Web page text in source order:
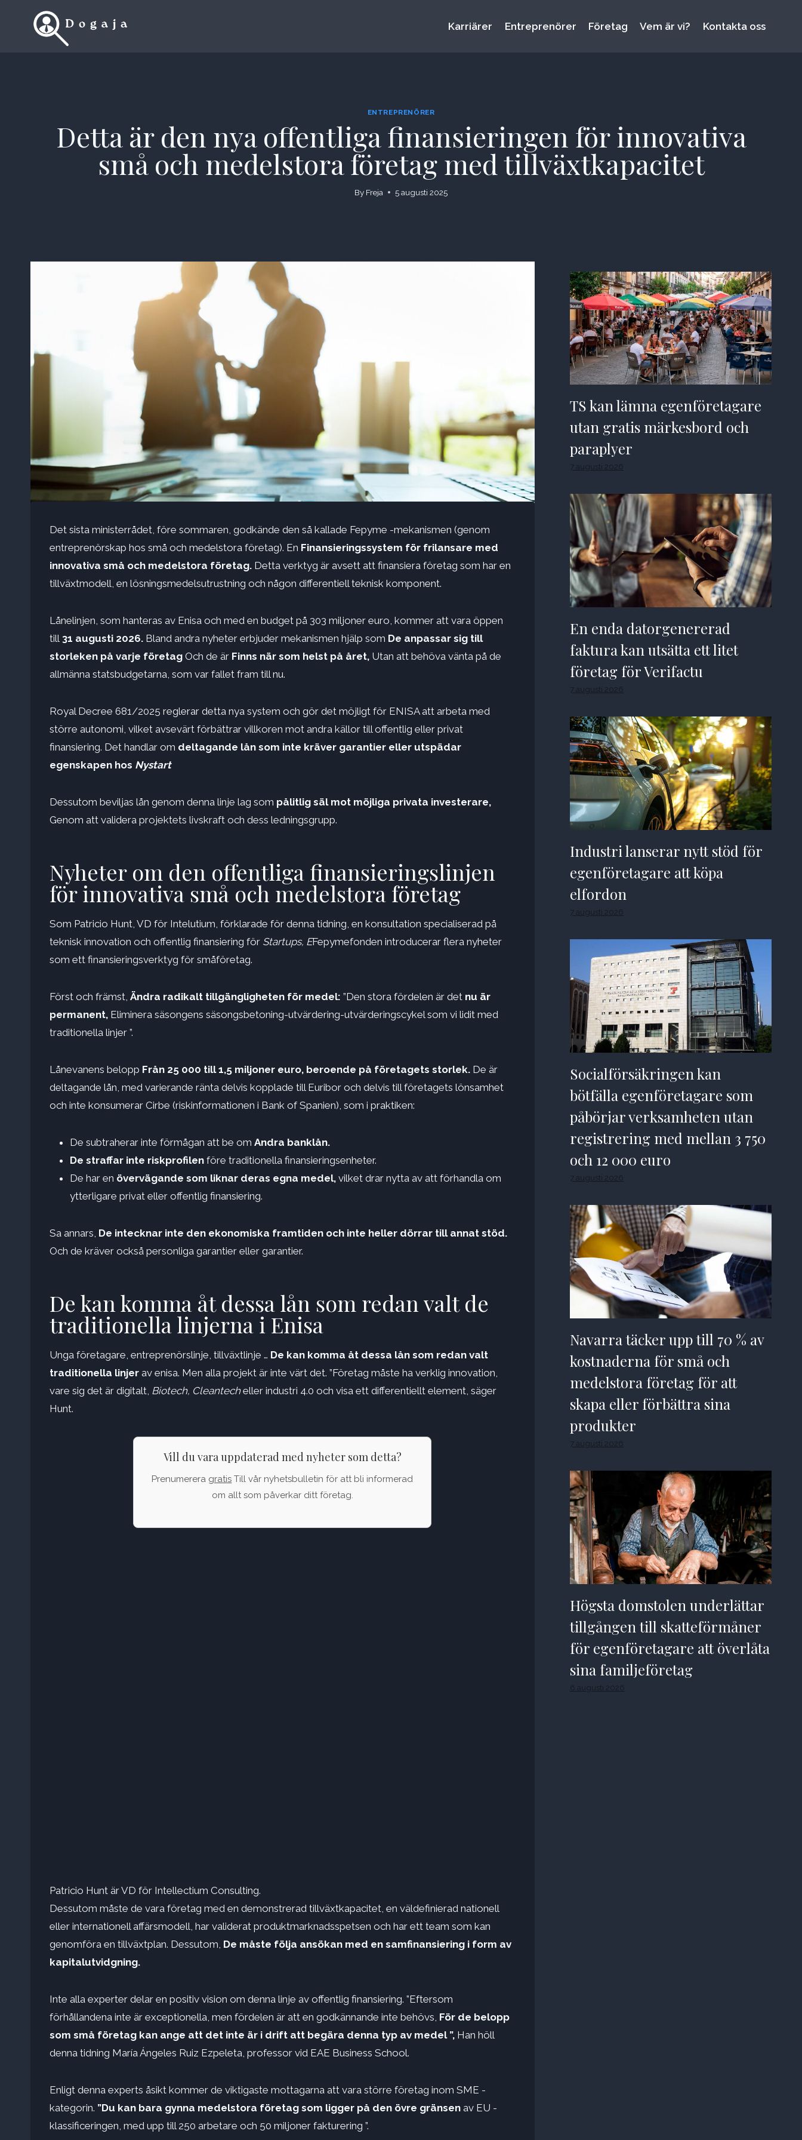
Karriärer Entreprenörer Företag Vem är vi? Kontakta oss
ENTREPRENÖRER
Detta är den nya offentliga finansieringen för innovativa
små och medelstora företag med tillväxtkapacitet
By Freja 5 augusti 2025
Det sista ministerrådet, före sommaren, godkände den så kallade Fepyme -mekanismen (genom
entreprenörskap hos små och medelstora företag). En Finansieringssystem för frilansare med
innovativa små och medelstora företag. Detta verktyg är avsett att finansiera företag som har en
tillväxtmodell, en lösningsmedelsutrustning och någon differentiell teknisk komponent.
Lånelinjen, som hanteras av Enisa och med en budget på 303 miljoner euro, kommer att vara öppen
till 31 augusti 2026. Bland andra nyheter erbjuder mekanismen hjälp som De anpassar sig till
storleken på varje företag Och de är Finns när som helst på året, Utan att behöva vänta på de
allmänna statsbudgetarna, som var fallet fram till nu.
Royal Decree 681/2025 reglerar detta nya system och gör det möjligt för ENISA att arbeta med
större autonomi, vilket avsevärt förbättrar villkoren mot andra källor till offentlig eller privat
finansiering. Det handlar om deltagande lån som inte kräver garantier eller utspädar
egenskapen hos Nystart
Dessutom beviljas lån genom denna linje lag som pålitlig säl mot möjliga privata investerare,
Genom att validera projektets livskraft och dess ledningsgrupp.
Nyheter om den offentliga finansieringslinjen
för innovativa små och medelstora företag
Som Patricio Hunt, VD för Intelutium, förklarade för denna tidning, en konsultation specialiserad på
teknisk innovation och offentlig finansiering för Startups, EFepymefonden introducerar flera nyheter
som ett finansieringsverktyg för småföretag.
Först och främst, Ändra radikalt tillgängligheten för medel: ”Den stora fördelen är det nu är
permanent, Eliminera säsongens säsongsbetoning-utvärdering-utvärderingscykel som vi lidit med
traditionella linjer ”.
Lånevanens belopp Från 25 000 till 1,5 miljoner euro, beroende på företagets storlek. De är
deltagande lån, med varierande ränta delvis kopplade till Euribor och delvis till företagets lönsamhet
och inte konsumerar Cirbe (riskinformationen i Bank of Spanien), som i praktiken:
De subtraherar inte förmågan att be om Andra banklån.
De straffar inte riskprofilen före traditionella finansieringsenheter.
De har en övervägande som liknar deras egna medel, vilket drar nytta av att förhandla om
ytterligare privat eller offentlig finansiering.
Sa annars, De intecknar inte den ekonomiska framtiden och inte heller dörrar till annat stöd.
Och de kräver också personliga garantier eller garantier.
De kan komma åt dessa lån som redan valt de
traditionella linjerna i Enisa
Unga företagare, entreprenörslinje, tillväxtlinje … De kan komma åt dessa lån som redan valt
traditionella linjer av enisa. Men alla projekt är inte värt det. ”Företag måste ha verklig innovation,
vare sig det är digitalt, Biotech, Cleantecheller industri 4.0 och visa ett differentiellt element, säger
Hunt.
Vill du vara uppdaterad med nyheter som detta?
Prenumerera gratis Till vår nyhetsbulletin för att bli informerad
om allt som påverkar ditt företag.
Patricio Hunt är VD för Intellectium Consulting.
Dessutom måste de vara företag med en demonstrerad tillväxtkapacitet, en väldefinierad nationell
eller internationell affärsmodell, har validerat produktmarknadsspetsen och har ett team som kan
genomföra en tillväxtplan. Dessutom, De måste följa ansökan med en samfinansiering i form av
kapitalutvidgning.
Inte alla experter delar en positiv vision om denna linje av offentlig finansiering. ”Eftersom
förhållandena inte är exceptionella, men fördelen är att en godkännande inte behövs, För de belopp
som små företag kan ange att det inte är i drift att begära denna typ av medel ”, Han höll
denna tidning María Ángeles Ruiz Ezpeleta, professor vid EAE Business School.
Enligt denna experts åsikt kommer de viktigaste mottagarna att vara större företag inom SME -
kategorin. ”Du kan bara gynna medelstora företag som ligger på den övre gränsen av EU -
klassificeringen, med upp till 250 arbetare och 50 miljoner fakturering ”.
TS kan lämna egenföretagare
utan gratis märkesbord och
paraplyer
7 augusti 2026
En enda datorgenererad
faktura kan utsätta ett litet
företag för Verifactu
7 augusti 2026
Industri lanserar nytt stöd för
egenföretagare att köpa
elfordon
7 augusti 2026
Socialförsäkringen kan
bötfälla egenföretagare som
påbörjar verksamheten utan
registrering med mellan 3 750
och 12 000 euro
7 augusti 2026
Navarra täcker upp till 70 % av
kostnaderna för små och
medelstora företag för att
skapa eller förbättra sina
produkter
7 augusti 2026
Högsta domstolen underlättar
tillgången till skatteförmåner
för egenföretagare att överlåta
sina familjeföretag
6 augusti 2026